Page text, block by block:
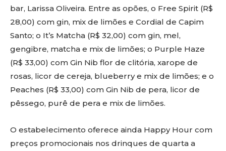
bar, Larissa Oliveira. Entre as opões, o Free Spirit (R$
28,00) com gin, mix de limões e Cordial de Capim
Santo; o It’s Matcha (R$ 32,00) com gin, mel,
gengibre, matcha e mix de limões; o Purple Haze
(R$ 33,00) com Gin Nib flor de clitória, xarope de
rosas, licor de cereja, blueberry e mix de limões; e o
Peaches (R$ 33,00) com Gin Nib de pera, licor de
pêssego, purê de pera e mix de limões.
O estabelecimento oferece ainda Happy Hour com
preços promocionais nos drinques de quarta a